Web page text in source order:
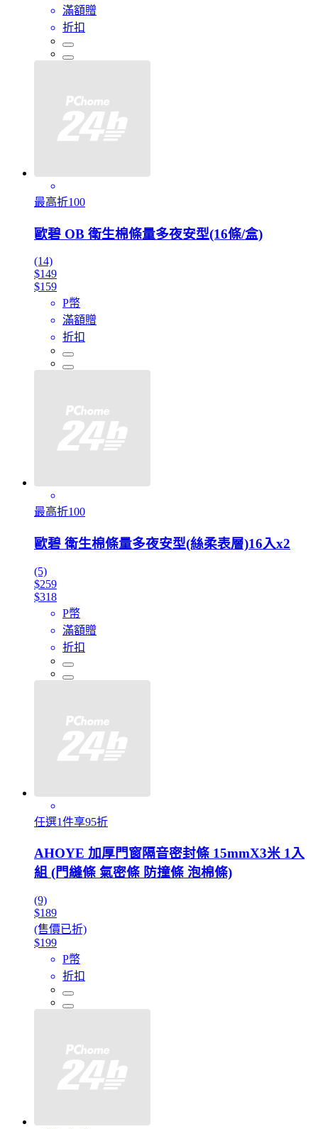
滿額贈
折扣
最高折100
歐碧 OB 衛生棉條量多夜安型(16條/盒)
(14)
$149
$159
P幣
滿額贈
折扣
最高折100
歐碧 衛生棉條量多夜安型(絲柔表層)16入x2
(5)
$259
$318
P幣
滿額贈
折扣
任選1件享95折
AHOYE 加厚門窗隔音密封條 15mmX3米 1入
組 (門縫條 氣密條 防撞條 泡棉條)
(9)
$189
(售價已折)
$199
P幣
折扣